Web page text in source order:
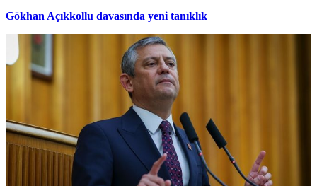
Gökhan Açıkkollu davasında yeni tanıklık